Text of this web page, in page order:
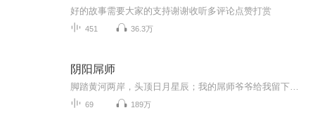
好的故事需要大家的支持谢谢收听多评论点赞打赏
451 36.3万
阴阳屌师
69 189万